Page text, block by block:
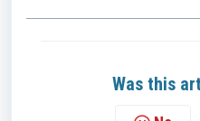
Was this